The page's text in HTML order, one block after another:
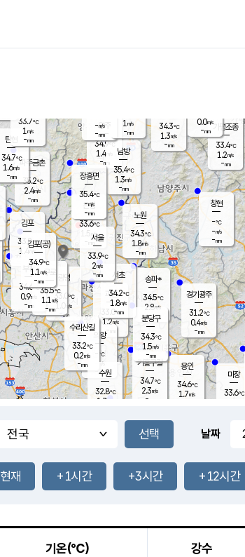
양주
34.9℃
1.4
-mm
과천
33.0℃
1.2m/s
- mm
-mm
-mm
용인
34.6℃
1.7m/s
경기광주
31.2℃
0.4m/s
-mm
32.8
℃
파주금촌
35.2℃
2.4m/s
-mm
가평조종
33.4℃
1.2m/s
-mm
34.3℃
1.3m/s
-mm
창현
-℃
-m/s
-mm
탄현
34.7℃
1.6m/s
-mm
0.0m/s
-mm
32.8℃
2.5m/s
-mm
마장
33.6℃
의왕
- ℃
m/s
mm
김포
33.8℃
1.4 m/s
mm
광명
33.0
℃
1.0 m/s
-mm
부천
34.6℃
0.9m/s
-mm
-mm
구로
35.5℃
1.1 m/s
-mm
은평
33.6℃
1.5 m/s
- mm
노원
34.3℃
1.8m/s
-mm
송파*
34.5℃
2.8m/s
-mm
서초
34.2℃
1.8m/s
-mm
남방
35.4℃
1.3m/s
-mm
기흥구갈
34.7℃
2.3m/s
-
수리산길
33.2℃
0.2m/s
-mm
분당구
34.3℃
1.5m/s
-mm
장흥면
35.4℃
-m/s
-mm
-m/s
-mm
김포(공)
34.9℃
1.1 m/s
-mm
수원
32.8℃
1.7 m/s
서울
33.9℃
2m/s
-mm
33.7℃
1 m/s
-mm
1 m/s
-mm
날짜
현재 +1시간 +3시간 +12시간
기온(℃) 강수